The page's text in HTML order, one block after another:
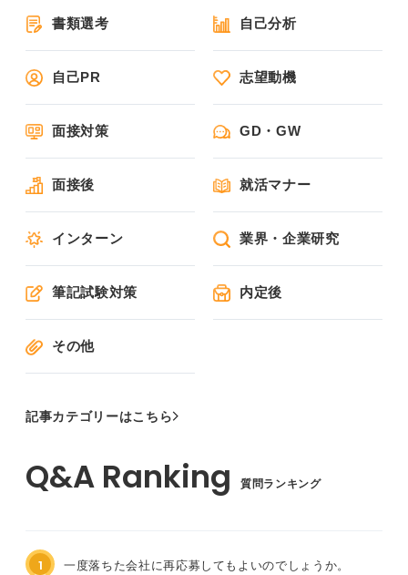
書類選考 自己分析
自己PR 志望動機
面接対策 GD・GW
面接後 就活マナー
インターン 業界・企業研究
筆記試験対策 内定後
その他
記事カテゴリーはこちら
質問ランキング
1 一度落ちた会社に再応募してもよいのでしょうか。